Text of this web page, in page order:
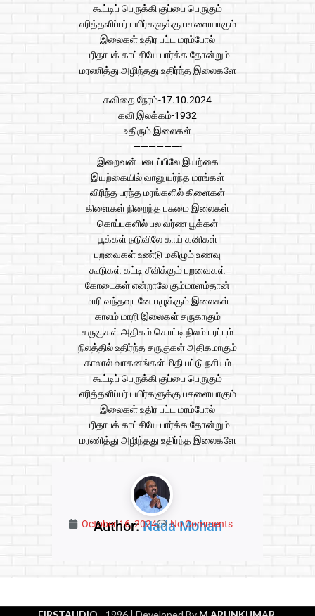
கூட்டிப் பெருக்கி குப்பை பெருகும்
எரித்தளிப்பர் பயிர்களுக்கு பசளையாகும்
இலைகள் உதிர பட்ட மரம்போல்
பரிதாபக் காட்சியே பார்க்க தோன்றும்
மரணித்து அழிந்தது உதிர்ந்த இலைகளே
கவிதை நேரம்-17.10.2024
கவி இலக்கம்-1932
உதிரும் இலைகள்
——————-
இறைவன் படைப்பிலே இயற்கை
இயற்கையில் வானுயர்ந்த மரங்கள்
விரிந்த பரந்த மரங்களில் கிளைகள்
கிளைகள் நிறைந்த பசுமை இலைகள்
கொப்புகளில் பல வர்ண பூக்கள்
பூக்கள் நடுவிலே காய் கனிகள்
பறவைகள் உண்டு மகிழும் உணவு
கூடுகள் கட்டி சீவிக்கும் பறவைகள்
கோடைகள் என்றாலே கும்மாளம்தான்
மாரி வந்தவுடனே பழுக்கும் இலைகள்
காலம் மாறி இலைகள் சருகாகும்
சருகுகள் அதிகம் கொட்டி நிலம் பரப்பும்
நிலத்தில் உதிர்ந்த சருகுகள் அதிகமாகும்
காலால் வாகனங்கள் மிதி பட்டு நசியும்
கூட்டிப் பெருக்கி குப்பை பெருகும்
எரித்தளிப்பர் பயிர்களுக்கு பசளையாகும்
இலைகள் உதிர பட்ட மரம்போல்
பரிதாபக் காட்சியே பார்க்க தோன்றும்
மரணித்து அழிந்தது உதிர்ந்த இலைகளே
Author:Nada Mohan
October 16, 2024 No Comments